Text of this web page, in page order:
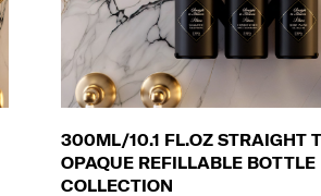
300ML/10.1 FL.OZ STRAIGHT
OPAQUE REFILLABLE BOTTLE
COLLECTION